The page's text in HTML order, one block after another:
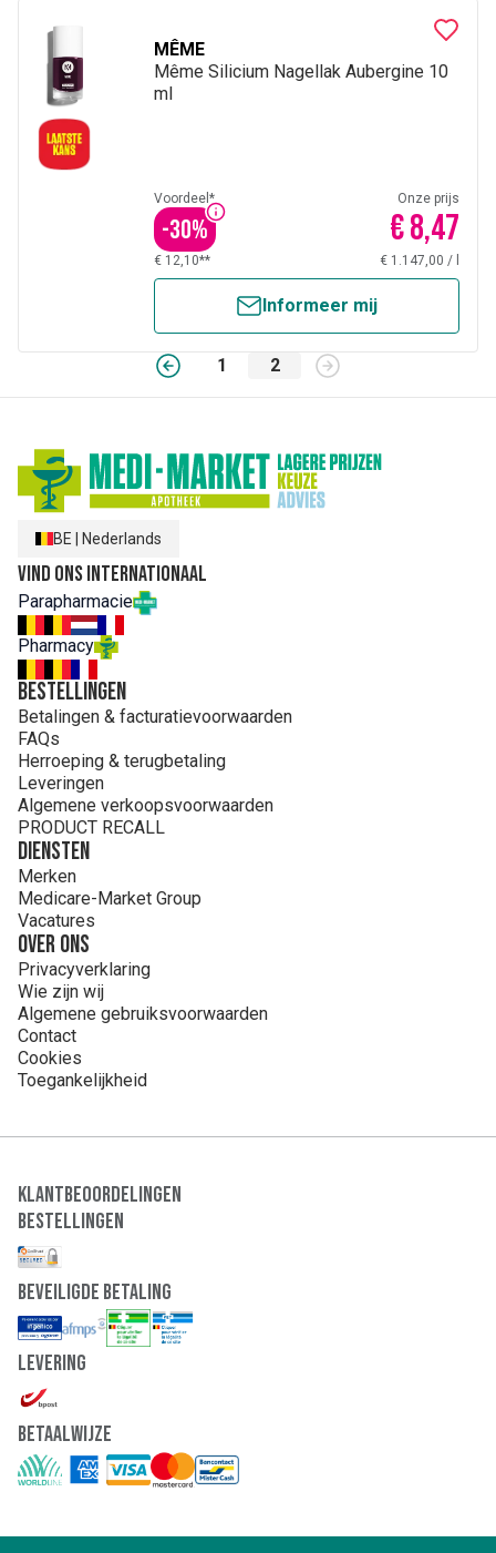
MÊME
Même Silicium Nagellak Aubergine 10
ml
Voordeel*
-30%
Onze prijs
€ 8,47
€ 12,10** € 1.147,00 /
Informeer mij
1 2
BE Nederlands
Vind ons internationaal
Parapharmacie
Pharmacy
Bestellingen
Betalingen & facturatievoorwaarden
FAQs
Herroeping & terugbetaling
Leveringen
Algemene verkoopsvoorwaarden
PRODUCT RECALL
Diensten
Merken
Medicare-Market Group
Vacatures
Over ons
Privacyverklaring
Wie zijn wij
Algemene gebruiksvoorwaarden
Contact
Cookies
Toegankelijkheid
Klantbeoordelingen
Bestellingen
Beveiligde Betaling
Levering
Betaalwijze